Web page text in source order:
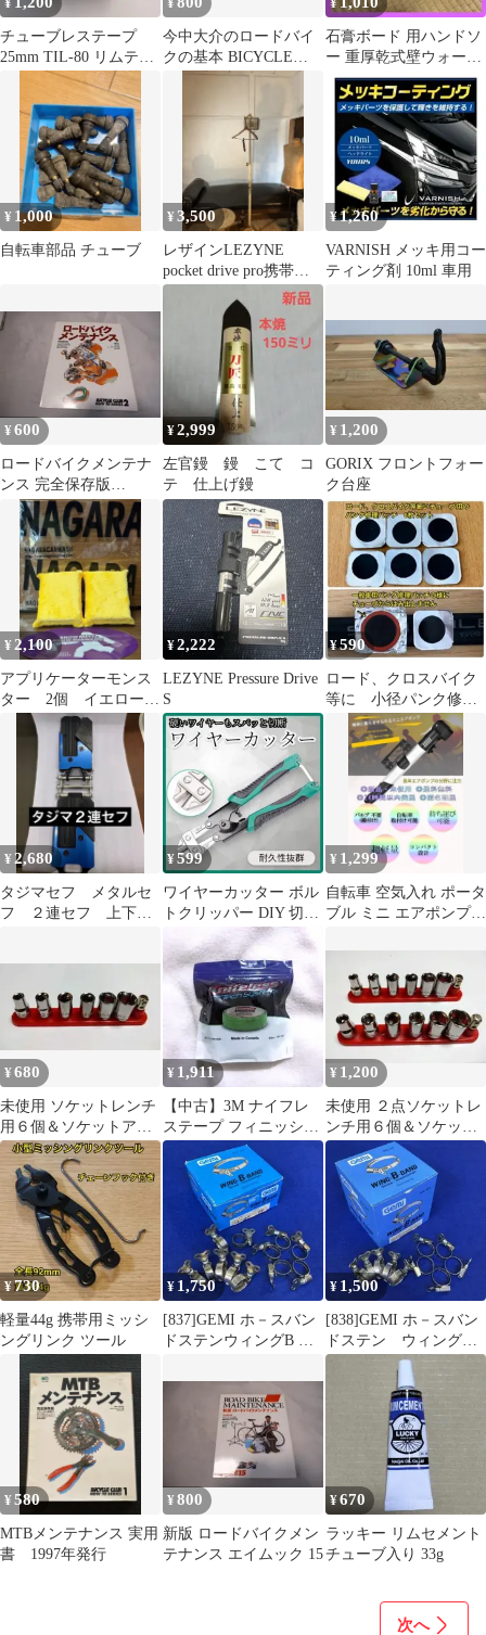
¥
チューブレステープ
25mm TIL-80 リムテー
プ 三層TPU 高気密
¥
今中大介のロードバイ
クの基本 BICYCLE
CLUB
¥
石膏ボード 用ハンドソ
ー 重厚乾式壁ウォール
ボードソー7-TPI 石膏
¥ 1,000
自転車部品 チューブ
¥3,500
レザインLEZYNE
pocket drive pro携帯ポ
ンプ
¥1,260
VARNISH メッキ用コー
ティング剤 10ml 車用
¥600
ロードバイクメンテナ
ンス 完全保存版
BICYCLE CLUB
¥2,999
左官鏝 鏝 こて コ
テ 仕上げ鏝
¥ 1,200
GORIX フロントフォー
ク台座
¥ 2,100
アプリケーターモンス
ター 2個 イエロー 2
個 ながら洗車 コー
ティング塗りこみ
¥2,222
LEZYNE Pressure Drive
S
¥590
ロード、クロスバイク
等に 小径パンク修理
パッチ(直径20mm)
¥ 2,680
タジマセフ メタルセ
フ ２連セフ 上下セ
¥599
ワイヤーカッター ボル
トクリッパー DIY 切断
ボルトカッター 番線切
り 作業
¥ 1,299
自転車 空気入れ ポータ
ブル ミニ エアポンプ
ブ
¥680
未使用 ソケットレンチ
用６個＆ソケットアダ
プター 1個 差込角
6.35mm
¥ 1,911
【中古】3M ナイフレ
ステープ フィニッシュ
ライン 3.5mm巻 ラッピ
ング
¥ 1,200
未使用 ２点ソケットレ
ンチ用６個＆ソケット
アダプター 1個 差込角
6.35mm
¥730
軽量44g 携帯用ミッシ
ングリンク ツール
¥ 1,750
[837]GEMI ホ－スバン
ドステンウィングB サ
¥ 1,500
[838]GEMI ホ－スバン
ドステン ウィングB
サイズ:16-25【10個】
¥580
MTBメンテナンス 実用
書 1997年発行
¥800
新版 ロードバイクメン
テナンス エイムック 15
¥670
ラッキー リムセメント
チューブ入り 33g
次へ